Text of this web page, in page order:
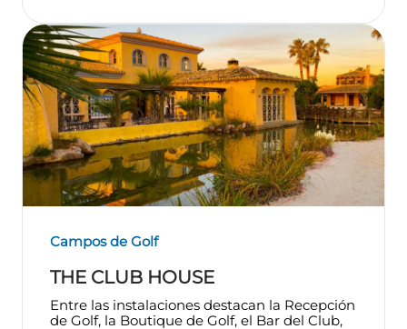
Campos de Golf
THE CLUB HOUSE
Entre las instalaciones destacan la Recepción
de Golf, la Boutique de Golf, el Bar del Club,